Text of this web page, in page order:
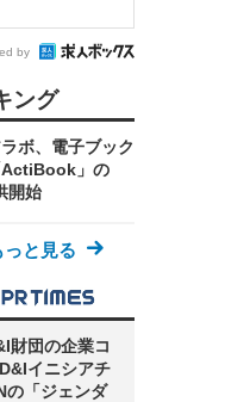
by
ング
ボ、電子ブック
ActiBook」の
開始
と見る
財団の企業コ
イニシアチ
の「ジェンダ